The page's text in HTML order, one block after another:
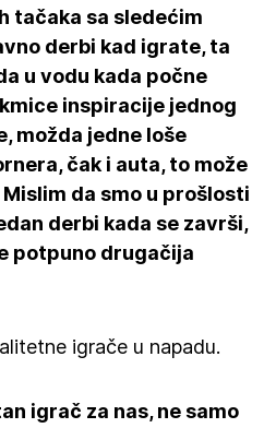
tačaka sa sledećim
derbi kad igrate, ta
u vodu kada počne
inspiracije jednog
možda jedne loše
čak i auta, to može
da smo u prošlosti
derbi kada se završi,
potpuno drugačija
igrače u napadu.
igrač za nas, ne samo